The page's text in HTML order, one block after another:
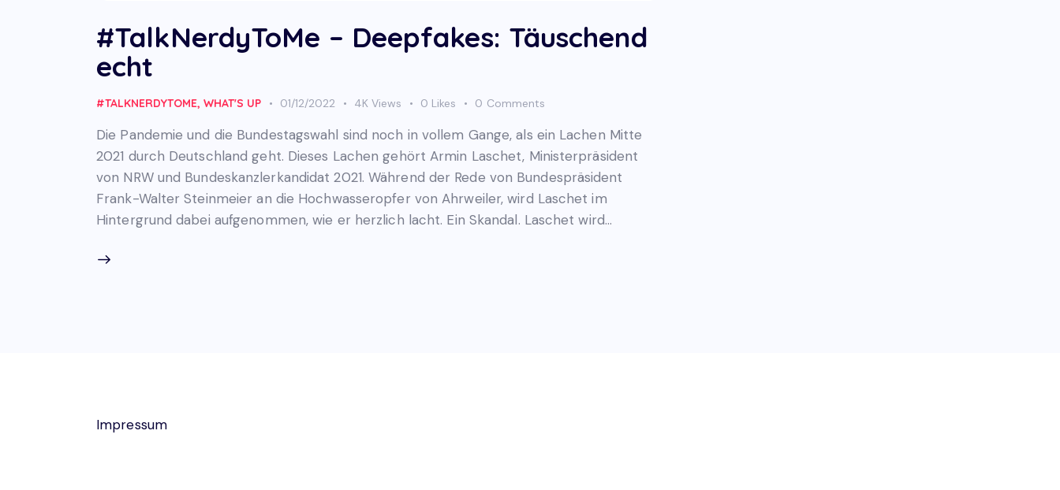
#TalkNerdyToMe – Deepfakes: Täuschend
echt
#TALKNERDYTOME, WHAT'S UP 01/12/2022 4K Views 0 Likes 0 Comments
Die Pandemie und die Bundestagswahl sind noch in vollem Gange, als ein Lachen Mitte
2021 durch Deutschland geht. Dieses Lachen gehört Armin Laschet, Ministerpräsident
von NRW und Bundeskanzlerkandidat 2021. Während der Rede von Bundespräsident
Frank-Walter Steinmeier an die Hochwasseropfer von Ahrweiler, wird Laschet im
Hintergrund dabei aufgenommen, wie er herzlich lacht. Ein Skandal. Laschet wird…
Impressum